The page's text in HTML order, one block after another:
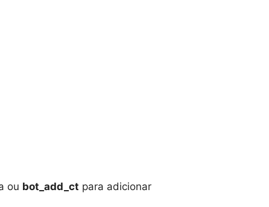
ou bot_add_ct para adicionar